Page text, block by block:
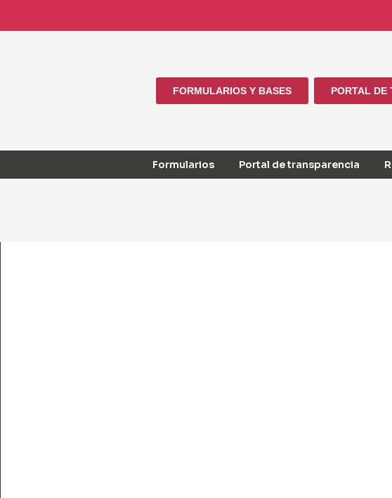
FORMULARIOS Y BASES PORTAL DE
Formularios Portal de transparencia